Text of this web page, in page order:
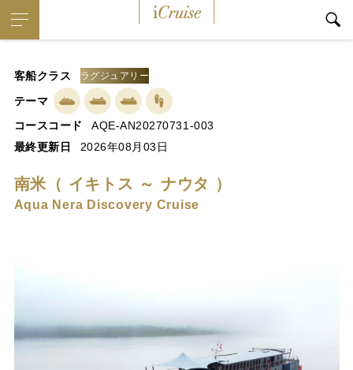
客船クラス ラグジュアリー
テーマ
コースコード
AQE-AN20270731-003
最終更新日
2026年08月03日
南米（ イキトス ～ ナウタ ）
Aqua Nera Discovery Cruise